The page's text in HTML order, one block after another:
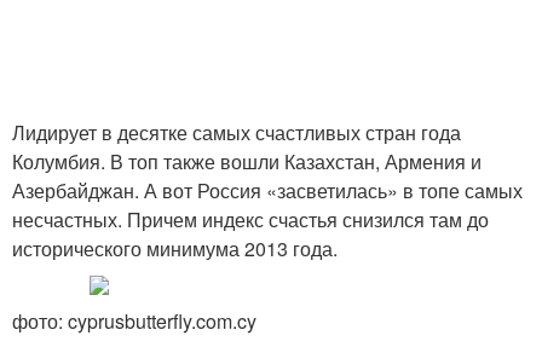
Лидирует в десятке самых счастливых стран года
Колумбия. В топ также вошли Казахстан, Армения и
Азербайджан. А вот Россия «засветилась» в топе самых
несчастных. Причем индекс счастья снизился там до
исторического минимума 2013 года.
фото: cyprusbutterfly.com.cy